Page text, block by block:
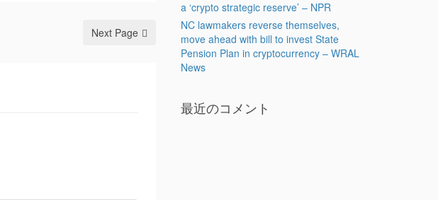
Next Page
a ‘crypto strategic reserve’ – NPR
NC lawmakers reverse themselves,
move ahead with bill to invest State
Pension Plan in cryptocurrency – WRAL
News
最近のコメント